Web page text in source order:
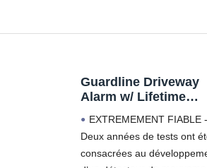
Guardline Driveway
Alarm w/ Lifetime
Grade Wireless
Motion Sensor &
Detector Alert
EXTREMEMENT FIABLE -
Deux années de tests ont
consacrées au